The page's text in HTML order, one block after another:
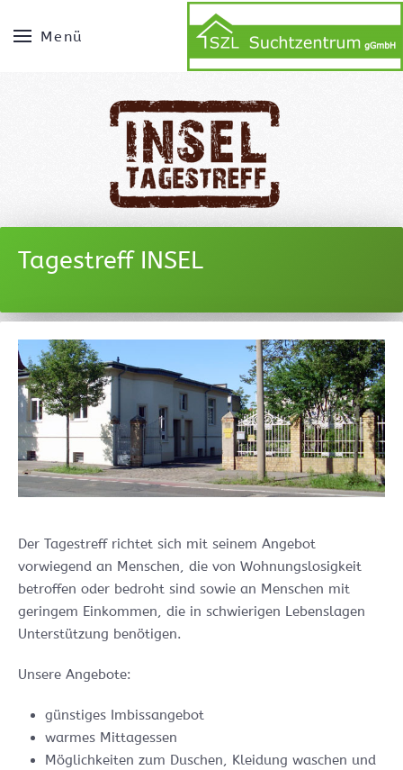
Menü
Tagestreff INSEL
Der Tagestreff richtet sich mit seinem Angebot
vorwiegend an Menschen, die von Wohnungslosigkeit
betroffen oder bedroht sind sowie an Menschen mit
geringem Einkommen, die in schwierigen Lebenslagen
Unterstützung benötigen.
Unsere Angebote:
günstiges Imbissangebot
warmes Mittagessen
Möglichkeiten zum Duschen, Kleidung waschen und